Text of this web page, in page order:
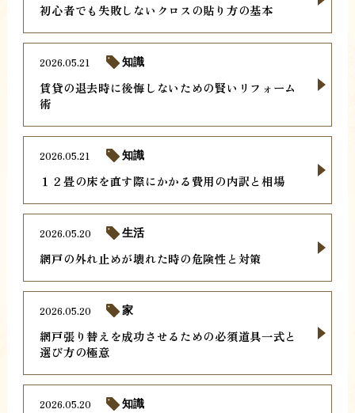
初心者でも失敗しないクロスの貼り方の基本
賃貸の退去時に後悔しないための賢いリフォーム
術
2026.05.21 知識
１２畳の床を直す際にかかる費用の内訳と相場
2026.05.21 知識
網戸の外れ止めが壊れた時の危険性と対策
2026.05.20 生活
網戸張り替えを成功させるための必須道具一式と
選び方の極意
2026.05.20 家
2026.05.20 知識